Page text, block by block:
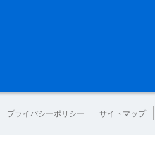
プライバシーポリシー サイトマップ